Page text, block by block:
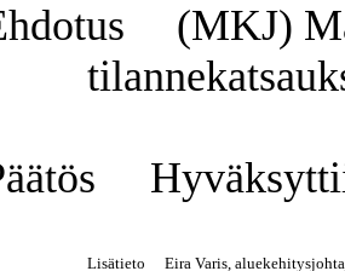
(MKJ)
Lisätieto
Eira Varis,